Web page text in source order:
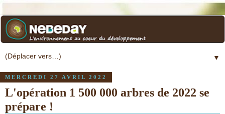
▼
MERCREDI 27 AVRIL 2022
L'opération 1 500 000 arbres de 2022 se
prépare !